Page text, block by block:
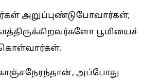
அறுப்புண்டுபோவார்கள்;
பூமியைச்
கொள்வார்கள்.
அப்போது